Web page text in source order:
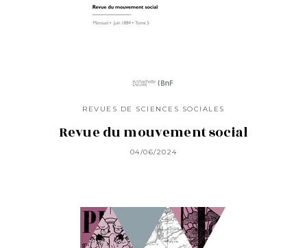
REVUES DE SCIENCES SOCIALES
Revue du mouvement social
04/06/2024